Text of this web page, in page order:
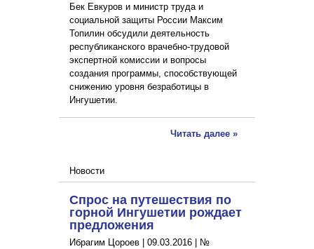
Бек Евкуров и министр труда и
социальной защиты России Максим
Топилин обсудили деятельность
республиканского врачебно-трудовой
экспертной комиссии и вопросы
создания программы, способствующей
снижению уровня безработицы в
Ингушетии.
Читать далее »
Новости
Спрос на путешествия по
горной Ингушетии рождает
предложения
Ибрагим Цороев | 09.03.2016 №